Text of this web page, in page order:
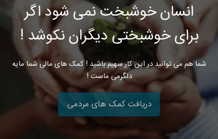
انسان خوشبخت نمی شود اگر
برای خوشبختی دیگران نکوشد !
شما هم می توانید در این کار سهیم باشید ! کمک های مالی شما مایه
دلگرمی ماست !
دریافت کمک های مردمی